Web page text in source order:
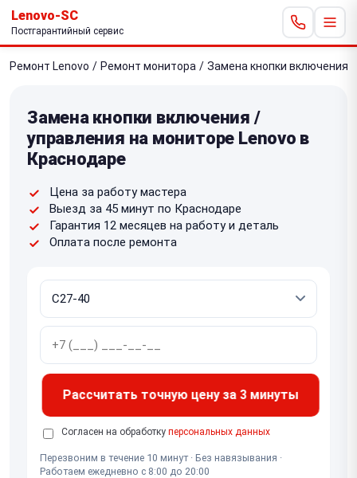
Lenovo-SC
Постгарантийный сервис
Ремонт Lenovo / Ремонт монитора / Замена кнопки включения
Замена кнопки включения /
управления на мониторе Lenovo в
Краснодаре
Цена за работу мастера
Выезд за 45 минут по Краснодаре
Гарантия 12 месяцев на работу и деталь
Оплата после ремонта
Рассчитать точную цену за 3 минуты
Согласен на обработку персональных данных
Перезвоним в течение 10 минут · Без навязывания ·
Работаем ежедневно с 8:00 до 20:00